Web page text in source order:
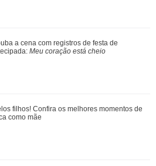
filhos! Confira os melhores momentos de
como mãe
a cena com registros de festa de
Meu coração es...
a cena com registros de festa de
Meu coração está cheio
filhos! Confira os melhores momentos de
como mãe